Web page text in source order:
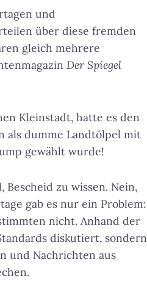
und
über diese fremden
gleich mehrere
Der Spiegel
Kleinstadt, hatte es den
als dumme Landtölpel mit
gewählt wurde!
zu wissen. Nein,
gab es nur ein Problem:
nicht. Anhand der
diskutiert, sondern
und Nachrichten aus